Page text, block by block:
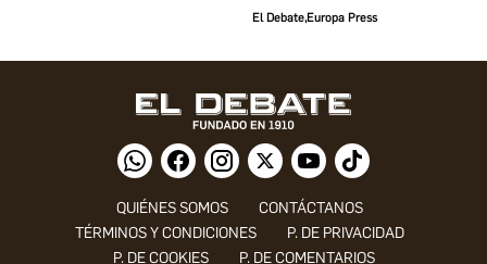
El Debate,Europa Press
QUIÉNES SOMOS
CONTÁCTANOS
TÉRMINOS Y CONDICIONES
P. DE PRIVACIDAD
P. DE COOKIES
P. DE COMENTARIOS